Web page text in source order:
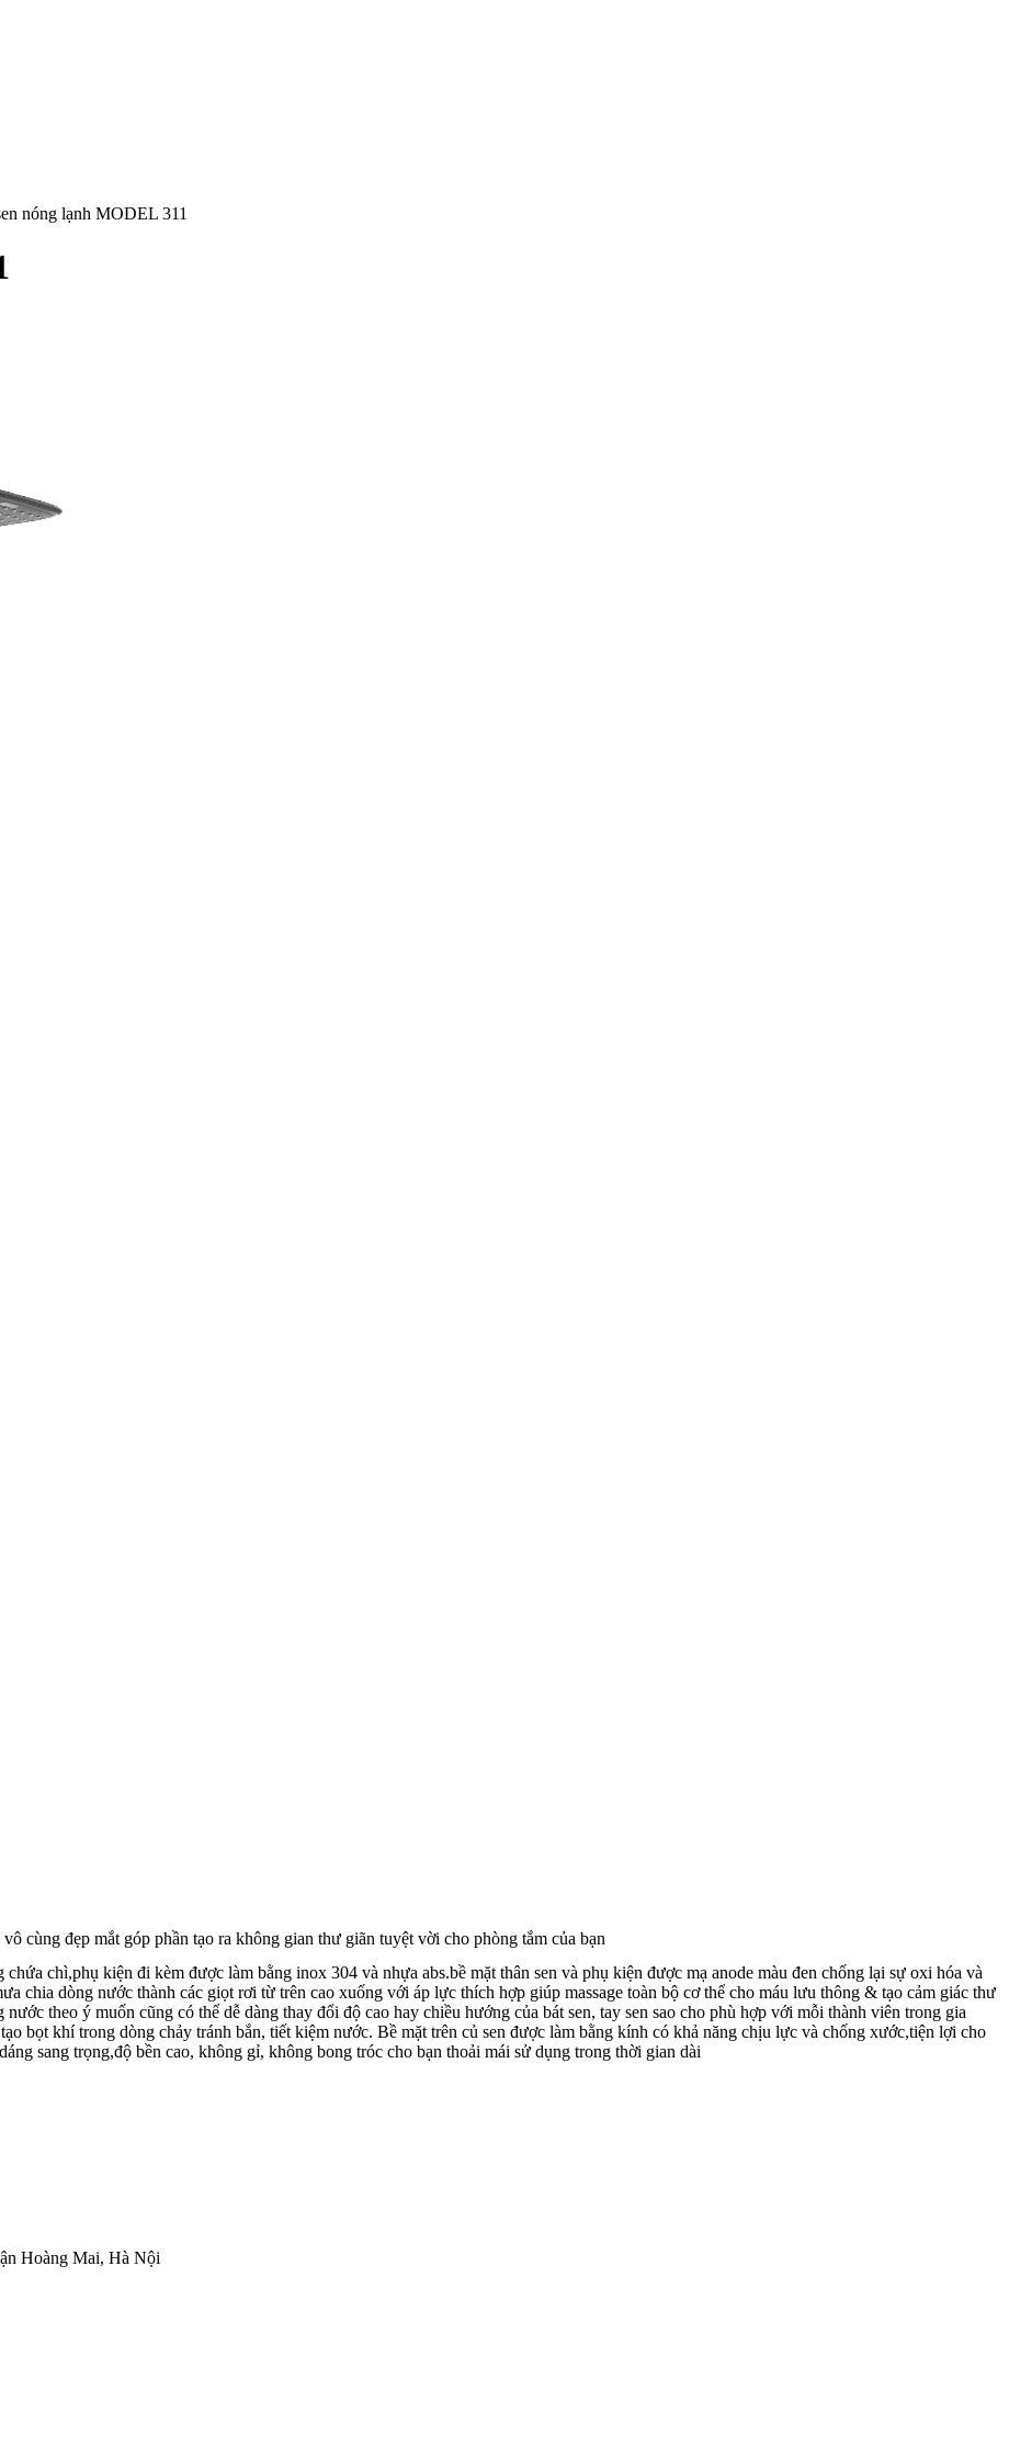
nóng lạnh MODEL 311
cùng đẹp mắt góp phần tạo ra không gian thư giãn tuyệt vời cho phòng tắm của bạn
chì,phụ kiện đi kèm được làm bằng inox 304 và nhựa abs.bề mặt thân sen và phụ kiện được mạ anode màu đen chống lại sự oxi hóa và
chia dòng nước thành các giọt rơi từ trên cao xuống với áp lực thích hợp giúp massage toàn bộ cơ thể cho máu lưu thông & tạo cảm giác thư
theo ý muốn cũng có thể dễ dàng thay đổi độ cao hay chiều hướng của bát sen, tay sen sao cho phù hợp với mỗi thành viên trong gia
bọt khí trong dòng chảy tránh bắn, tiết kiệm nước. Bề mặt trên củ sen được làm bằng kính có khả năng chịu lực và chống xước,tiện lợi cho
sang trọng,độ bền cao, không gỉ, không bong tróc cho bạn thoải mái sử dụng trong thời gian dài
Hoàng Mai, Hà Nội